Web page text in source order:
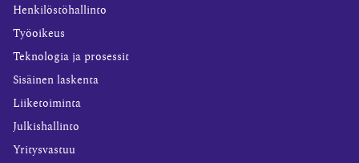
Henkilöstöhallinto
Työoikeus
Teknologia ja prosessit
Sisäinen laskenta
Liiketoiminta
Julkishallinto
Yritysvastuu